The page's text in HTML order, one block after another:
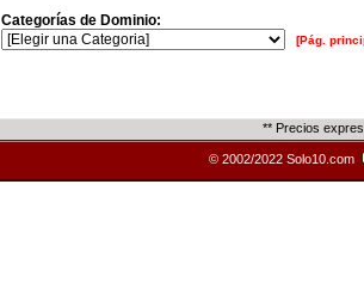
Categorías de Dominio:
[Pág.
** Precios
© 2002/2022 Solo10.com